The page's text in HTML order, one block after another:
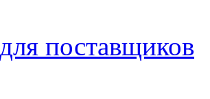
поставщиков